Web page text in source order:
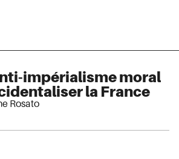
impérialisme moral
la France
Rosato